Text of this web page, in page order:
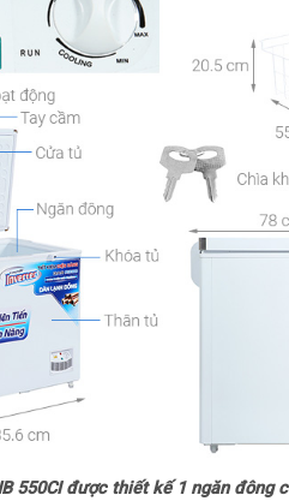
550CI được thiết kế 1 ngăn đông